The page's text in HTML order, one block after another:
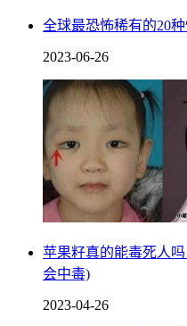
葛根是非常具有代表性的解
引起的代谢异常，同时具有
用葛根熬制一碗汤，有效缓
不适症状。
4.喝果汁
全球最恐怖稀有的20
2023-06-26
苹果籽真的能毒死人
会中毒)
2023-04-26